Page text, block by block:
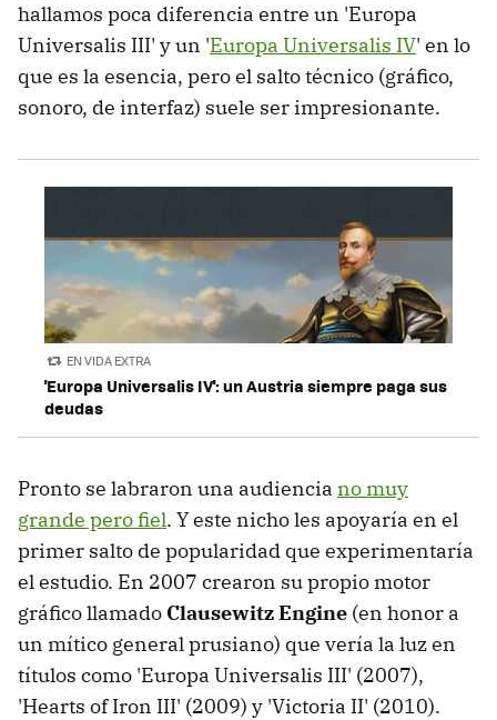
hallamos poca diferencia entre un 'Europa
Universalis III' y un 'Europa Universalis IV' en lo
que es la esencia, pero el salto técnico (gráfico,
sonoro, de interfaz) suele ser impresionante.
EN VIDA EXTRA
'Europa Universalis IV': un Austria siempre paga sus
deudas
Pronto se labraron una audiencia no muy
grande pero fiel. Y este nicho les apoyaría en el
primer salto de popularidad que experimentaría
el estudio. En 2007 crearon su propio motor
gráfico llamado Clausewitz Engine (en honor a
un mítico general prusiano) que vería la luz en
títulos como 'Europa Universalis III' (2007),
'Hearts of Iron III' (2009) y 'Victoria II' (2010).